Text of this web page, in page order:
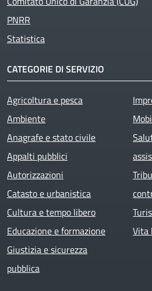
PNRR
Statistica
CATEGORIE DI SERVIZIO
Agricoltura e pesca
Ambiente
Anagrafe e stato civile
Appalti pubblici
Autorizzazioni
Catasto e urbanistica
Cultura e tempo libero
Educazione e formazione
Giustizia e sicurezza
pubblica
Vita